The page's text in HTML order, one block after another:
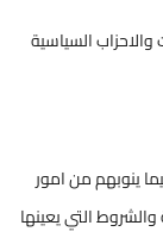
والاحزاب السياسية
ينوبهم من امور
التي يعينها